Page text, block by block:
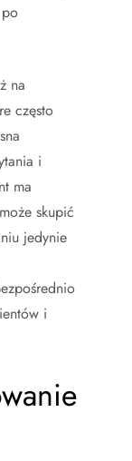
na
często
i
ma
skupić
jedynie
i